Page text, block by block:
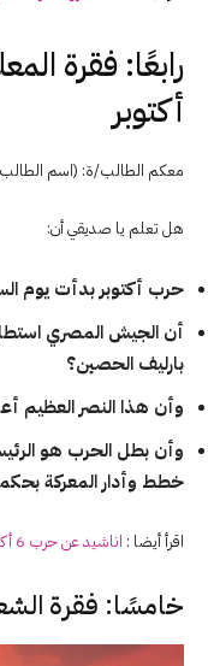
رابعًا: فقرة
أكتوبر
معكم الطالب/ة: (اسم
هل تعلم يا صديقي أن:
حرب أكتوبر بدأت يوم
أن الجيش المصري
بارليف الحصين؟
وأن هذا النصر العظيم
وأن بطل الحرب هو
خطط وأدار المعركة
اقرأ أيضا : اناشيد عن حرب 6 أكتوبر مكتوبة للاطفال بالصور
خامسًا: فقرة